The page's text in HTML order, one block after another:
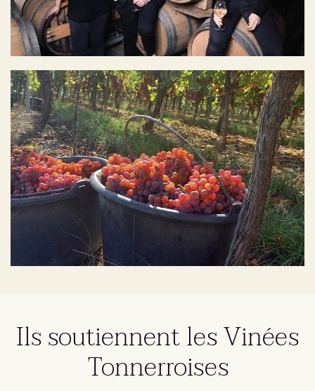
Ils soutiennent les Vinées
Tonnerroises